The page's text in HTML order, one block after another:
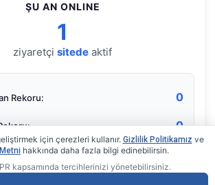
ŞU AN ONLINE
1
ziyaretçi sitede aktif
Rekoru: 0
0
için çerezleri kullanır. Gizlilik Politikamız ve
hakkında daha fazla bilgi edinebilirsin.
kapsamında tercihlerinizi yönetebilirsiniz.